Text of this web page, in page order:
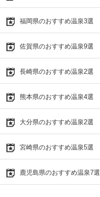
福岡県のおすすめ温泉3選
佐賀県のおすすめ温泉9選
長崎県のおすすめ温泉2選
熊本県のおすすめ温泉4選
大分県のおすすめ温泉2選
宮崎県のおすすめ温泉5選
鹿児島県のおすすめ温泉7選